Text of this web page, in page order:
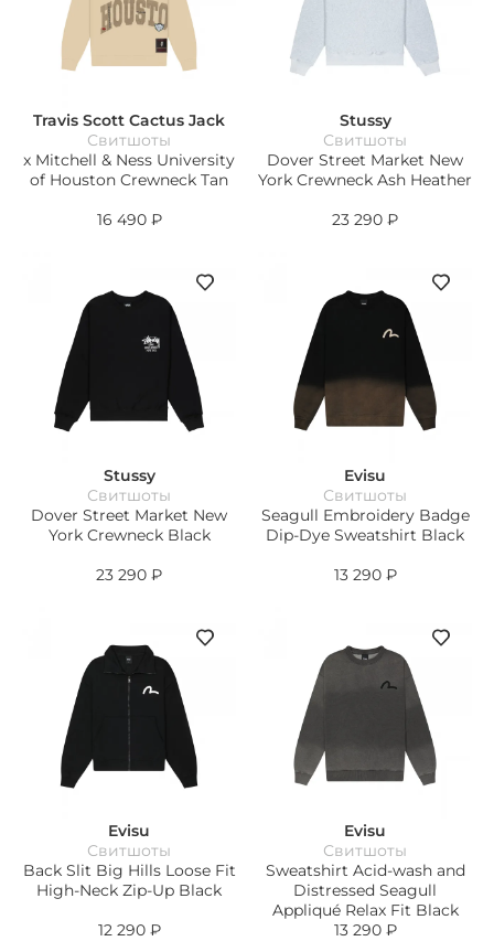
Travis Scott Cactus Jack
Свитшоты
x Mitchell & Ness University
of Houston Crewneck Tan
16 490 ₽
Stussy
Свитшоты
Dover Street Market New
York Crewneck Ash Heather
23 290 ₽
Stussy
Свитшоты
Dover Street Market New
York Crewneck Black
23 290 ₽
Evisu
Свитшоты
Seagull Embroidery Badge
Dip-Dye Sweatshirt Black
13 290 ₽
Evisu
Свитшоты
Back Slit Big Hills Loose Fit
High-Neck Zip-Up Black
12 290 ₽
Evisu
Свитшоты
Sweatshirt Acid-wash and
Distressed Seagull
Appliqué Relax Fit Black
13 290 ₽